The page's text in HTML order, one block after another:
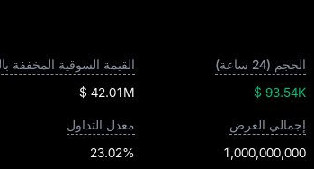
الحجم (24 ساعة)
$ 93.54K
$ 42.01M
إجمالي العرض
1,000,000,000
معدل التداول
23.02%